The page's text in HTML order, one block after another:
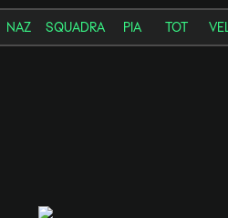
NAZ SQUADRA PIA TOT